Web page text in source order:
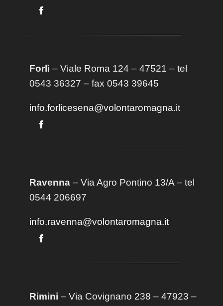
Forlì – Viale Roma 124 – 47521 – tel
0543 36327 – fax 0543 39645
info.forlicesena@volontaromagna.it
Ravenna– Via Agro Pontino 13/A– tel
0544 206697
info.ravenna@volontaromagna.it
Rimini – Via Covignano 238 – 47923 –